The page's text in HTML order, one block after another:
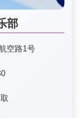
部
空路1号